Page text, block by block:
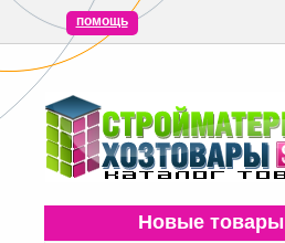
помощь
Новые товары